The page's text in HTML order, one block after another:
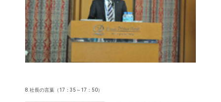
8.社長の言葉（17：35～17：50）